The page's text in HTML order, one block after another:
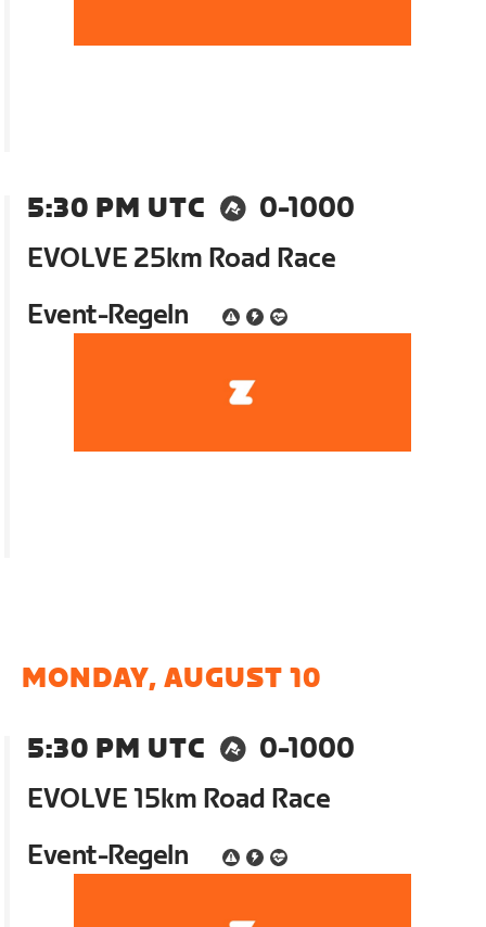
5:30 PM UTC
0-1000
EVOLVE 25km Road Race
Event-Regeln
MONDAY, AUGUST 10
5:30 PM UTC
0-1000
EVOLVE 15km Road Race
Event-Regeln